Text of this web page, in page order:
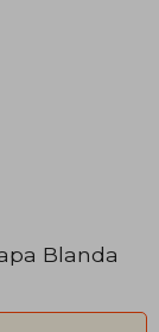
Blanda